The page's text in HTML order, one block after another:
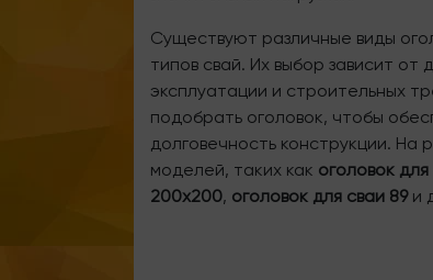
Существуют различные виды
типов свай. Их выбор зависит от
эксплуатации и строительных
подобрать оголовок, чтобы
долговечность конструкции. На
моделей, таких как оголовок для
200х200, оголовок для сваи 89и